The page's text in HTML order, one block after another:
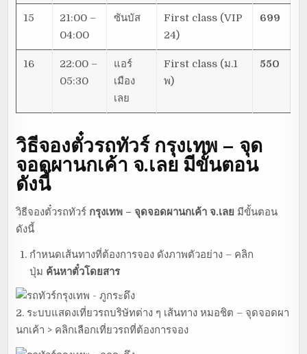
15
21:00 –
04:00
ซันบัส
First class (VIP
24)
699
16
22:00 –
05:30
แอร์
เมือง
เลย
First class (ม.1
พ)
550
วิธีจองตั๋วรถทัวร์กรุงเทพ – จุด
จอดผานกเค้า จ.เลย มีขั้นตอน
ดังนี้
วิธีจองตั๋วรถทัวร์ กรุงเทพ – จุดจอดผานกเค้า จ.เลย มีขั้นตอน
ดังนี้
กำหนดเส้นทางที่ต้องการจอง ดังภาพตัวอย่าง – คลิก
ปุ่ม ค้นหาตั๋วโดยสาร
2. ระบบแสดงเที่ยวรถบริษัทต่าง ๆ เส้นทาง หมอชิต – จุดจอดผา
นกเค้า > คลิกเลือกเที่ยวรถที่ต้องการจอง